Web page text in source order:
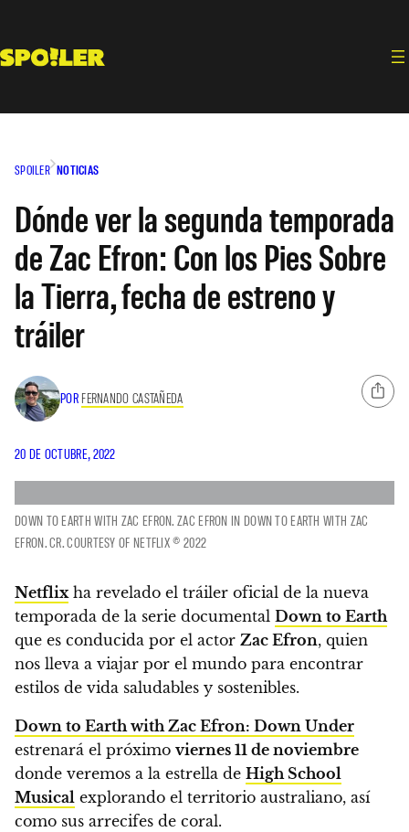
contenido
SPOILER NOTICIAS
Dónde ver la segunda temporada
de Zac Efron: Con los Pies Sobre
la Tierra, fecha de estreno y
tráiler
POR FERNANDO CASTAÑEDA
20 DE OCTUBRE, 2022
DOWN TO EARTH WITH ZAC EFRON. ZAC EFRON IN DOWN TO EARTH WITH ZAC
EFRON. CR. COURTESY OF NETFLIX © 2022
Netflixha revelado el tráiler oficial de la nueva
temporada de la serie documental Down to Earth
que es conducida por el actor Zac Efron, quien
nos lleva a viajar por el mundo para encontrar
estilos de vida saludables y sostenibles.
Down to Earth with Zac Efron: Down Under
estrenará el próximo viernes 11 de noviembre
donde veremos a la estrella de High School
Musical explorando el territorio australiano, así
como sus arrecifes de coral.